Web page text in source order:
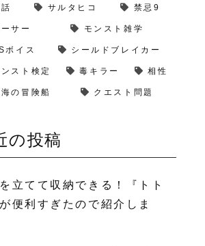
サルタヒコ 禁忌9
サー モンスト雑学
ボイス シールドブレイカー
スト検定 毒キラー 相性
の冒険船 クエスト問題
の投稿
立てて収納できる！『トト
便利すぎたので紹介しま